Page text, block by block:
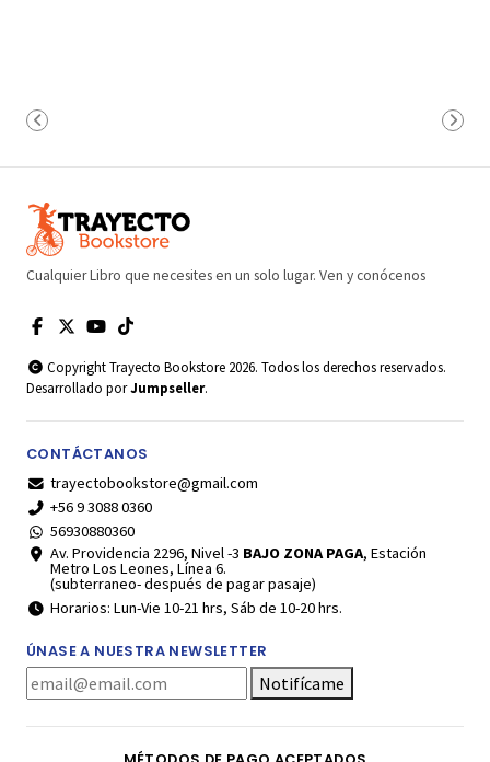
Cualquier Libro que necesites en un solo lugar. Ven y conócenos
Copyright Trayecto Bookstore 2026. Todos los derechos reservados.
Desarrollado porJumpseller.
CONTÁCTANOS
trayectobookstore@gmail.com
+56 9 3088 0360
56930880360
Av. Providencia 2296, Nivel -3 BAJO ZONA PAGA, Estación
Metro Los Leones, Línea 6.
(subterraneo- después de pagar pasaje)
Horarios: Lun-Vie 10-21 hrs, Sáb de 10-20 hrs.
ÚNASE A NUESTRA NEWSLETTER
Notifícame